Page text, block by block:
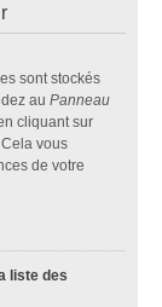
sont stockés
au Panneau
cliquant sur
vous
de votre
liste des